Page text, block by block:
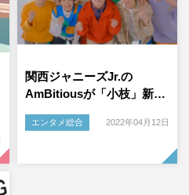
関西ジャニーズJr.の
AmBitiousが「小枝」新…
エンタメ総合 2022年04月12日